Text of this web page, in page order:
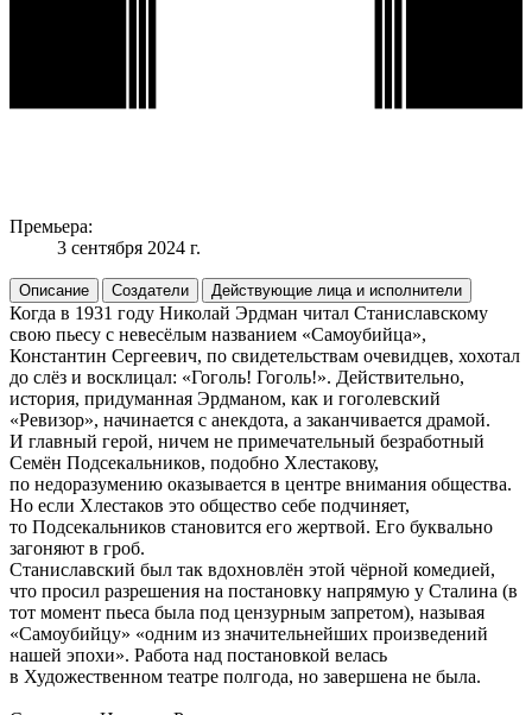
Премьера:
3 сентября 2024 г.
Описание Создатели Действующие лица и исполнители
Когда в 1931 году Николай Эрдман читал Станиславскому
свою пьесу с невесёлым названием «Самоубийца»,
Константин Сергеевич, по свидетельствам очевидцев, хохотал
до слёз и восклицал: «Гоголь! Гоголь!». Действительно,
история, придуманная Эрдманом, как и гоголевский
«Ревизор», начинается с анекдота, а заканчивается драмой.
И главный герой, ничем не примечательный безработный
Семён Подсекальников, подобно Хлестакову,
по недоразумению оказывается в центре внимания общества.
Но если Хлестаков это общество себе подчиняет,
то Подсекальников становится его жертвой. Его буквально
загоняют в гроб.
Станиславский был так вдохновлён этой чёрной комедией,
что просил разрешения на постановку напрямую у Сталина (в
тот момент пьеса была под цензурным запретом), называя
«Самоубийцу» «одним из значительнейших произведений
нашей эпохи». Работа над постановкой велась
в Художественном театре полгода, но завершена не была.